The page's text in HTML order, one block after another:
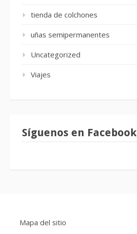
tienda de colchones
uñas semipermanentes
Uncategorized
Viajes
Síguenos en Facebook
Mapa del sitio